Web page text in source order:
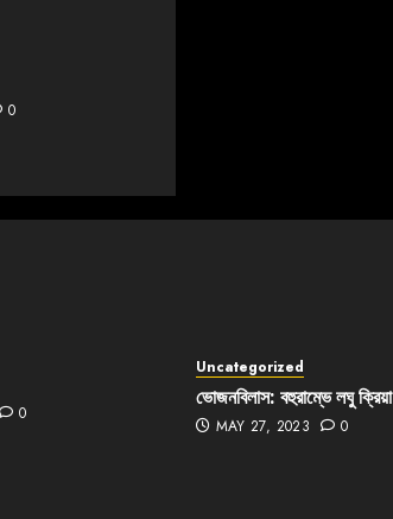
0
0
Uncategorized
ভোজনবিলাস: বহুরাম্ভে লঘু ক্রিয়া
MAY 27, 2023 0